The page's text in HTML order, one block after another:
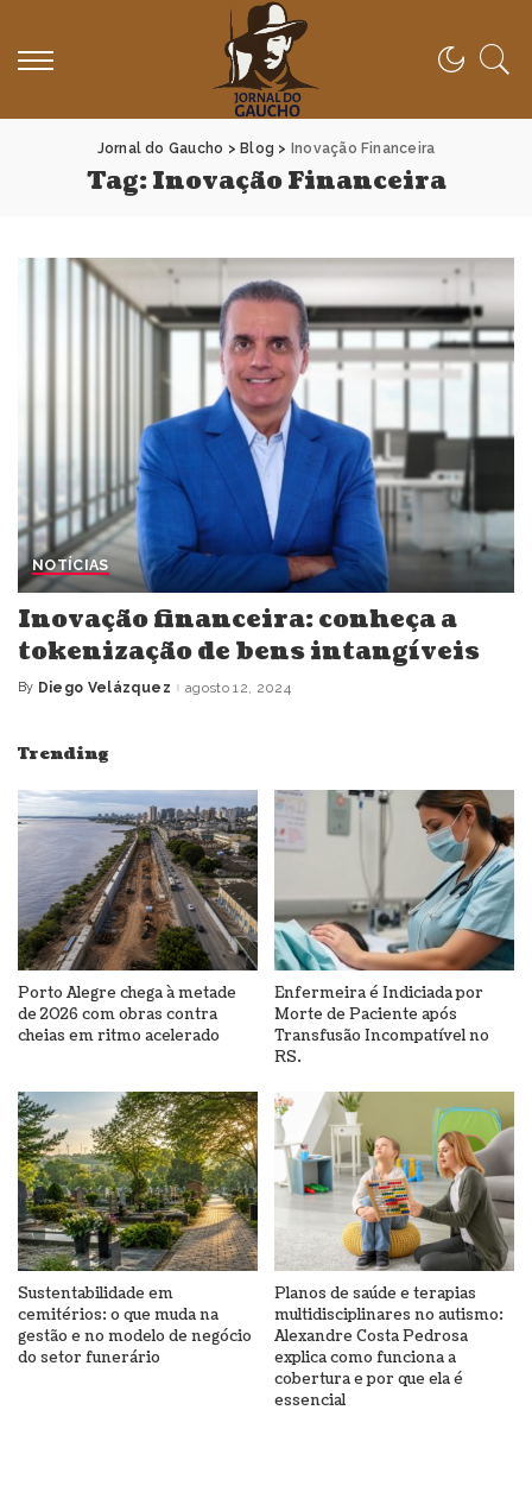
Jornal do Gaucho > Blog > Inovação Financeira
Tag:Inovação Financeira
NOTÍCIAS
Inovação financeira: conheça a
tokenização de bens intangíveis
Posted
By Diego Velázquez agosto 12, 2024
Trending
Porto Alegre chega à metade
de 2026 com obras contra
cheias em ritmo acelerado
Enfermeira é Indiciada por
Morte de Paciente após
Transfusão Incompatível no
RS.
Sustentabilidade em
cemitérios: o que muda na
gestão e no modelo de negócio
do setor funerário
Planos de saúde e terapias
multidisciplinares no autismo:
Alexandre Costa Pedrosa
explica como funciona a
cobertura e por que ela é
essencial